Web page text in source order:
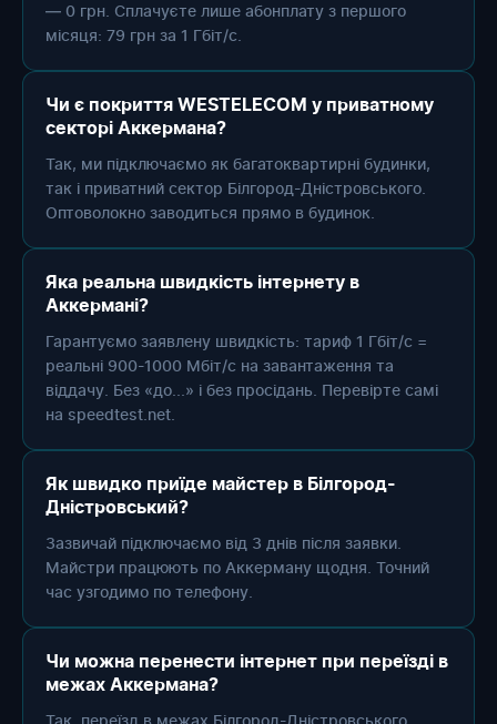
— 0 грн. Сплачуєте лише абонплату з першого
місяця: 79 грн за 1 Гбіт/с.
Чи є покриття WESTELECOM у приватному
секторі Аккермана?
Так, ми підключаємо як багатоквартирні будинки,
так і приватний сектор Білгород-Дністровського.
Оптоволокно заводиться прямо в будинок.
Яка реальна швидкість інтернету в
Аккермані?
Гарантуємо заявлену швидкість: тариф 1 Гбіт/с =
реальні 900-1000 Мбіт/с на завантаження та
віддачу. Без «до...» і без просідань. Перевірте самі
на speedtest.net.
Як швидко приїде майстер в Білгород-
Дністровський?
Зазвичай підключаємо від 3 днів після заявки.
Майстри працюють по Аккерману щодня. Точний
час узгодимо по телефону.
Чи можна перенести інтернет при переїзді в
межах Аккермана?
Так, переїзд в межах Білгород-Дністровського